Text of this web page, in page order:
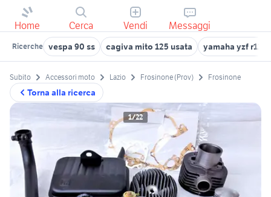
Home Cerca Vendi Messaggi
Ricerche vespa 90 ss cagiva mito 125 usata yamaha yzf r125
Torna alla ricerca
Subito Accessori moto Lazio Frosinone (Prov) Frosinone
1/22